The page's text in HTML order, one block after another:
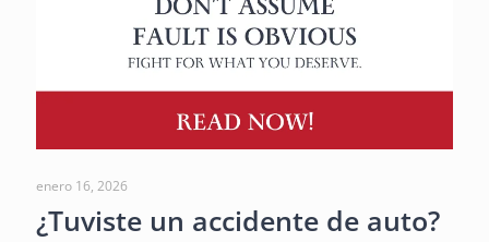
enero 16, 2026
¿Tuviste un accidente de auto?